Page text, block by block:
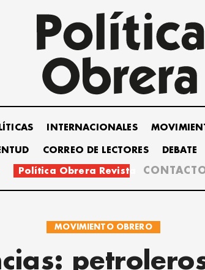
INTERNACIONALES
CORREO DE LECTORES DEBATE
Política Obrera Revista
MOVIMIENTO OBRERO